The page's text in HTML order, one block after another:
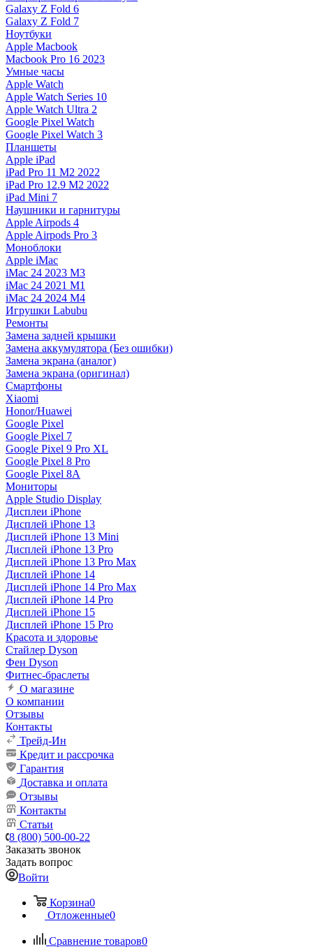
Galaxy Z Fold 6
Galaxy Z Fold 7
Ноутбуки
Apple Macbook
Macbook Pro 16 2023
Умные часы
Apple Watch
Apple Watch Series 10
Apple Watch Ultra 2
Google Pixel Watch
Google Pixel Watch 3
Планшеты
Apple iPad
iPad Pro 11 M2 2022
iPad Pro 12.9 M2 2022
iPad Mini 7
Наушники и гарнитуры
Apple Airpods 4
Apple Airpods Pro 3
Моноблоки
Apple iMac
iMac 24 2023 M3
iMac 24 2021 M1
iMac 24 2024 M4
Игрушки Labubu
Ремонты
Замена задней крышки
Замена аккумулятора (Без ошибки)
Замена экрана (аналог)
Замена экрана (оригинал)
Смартфоны
Xiaomi
Honor/Huawei
Google Pixel
Google Pixel 7
Google Pixel 9 Pro XL
Google Pixel 8 Pro
Google Pixel 8A
Мониторы
Apple Studio Display
Дисплеи iPhone
Дисплей iPhone 13
Дисплей iPhone 13 Mini
Дисплей iPhone 13 Pro
Дисплей iPhone 13 Pro Max
Дисплей iPhone 14
Дисплей iPhone 14 Pro Max
Дисплей iPhone 14 Pro
Дисплей iPhone 15
Дисплей iPhone 15 Pro
Красота и здоровье
Стайлер Dyson
Фен Dyson
Фитнес-браслеты
О магазине
О компании
Отзывы
Контакты
Трейд-Ин
Кредит и рассрочка
Гарантия
Доставка и оплата
Отзывы
Контакты
Статьи
8 (800) 500-00-22
Заказать звонок
Задать вопрос
Войти
Корзина0
Отложенные0
Сравнение товаров0